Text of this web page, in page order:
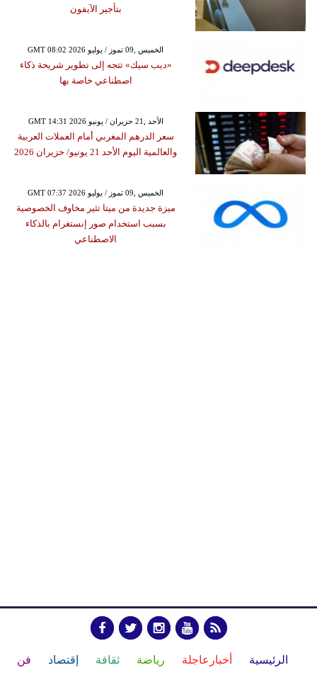
بتأجير الآيفون
GMT 08:02 2026 الخميس ,09 تموز / يوليو
«ديب سيك» تتجه إلى تطوير شريحة ذكاء
اصطناعي خاصة بها
GMT 14:31 2026 الأحد ,21 حزيران / يونيو
سعر الدرهم المغربي أمام العملات العربية
والعالمية اليوم الأحد 21 يونيو/ حزيران 2026
GMT 07:37 2026 الخميس ,09 تموز / يوليو
ميزة جديدة من ميتا تثير مخاوف الخصوصية
بسبب استخدام صور إنستغرام بالذكاء
الاصطناعي
الرئيسية أخبارعاجلة رياضة ثقافة إقتصاد فن